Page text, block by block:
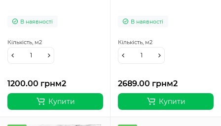
В наявності
1200.00 грнм2
Кількість, м2
Купити
В наявності
2689.00 грнм2
Кількість, м2
Купити